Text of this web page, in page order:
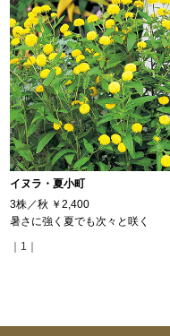
イヌラ・夏小町
3株／秋 ￥2,400
暑さに強く夏でも次々と咲く
｜1｜